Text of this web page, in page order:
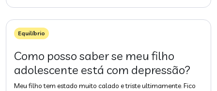
Equilíbrio
Como posso saber se meu filho
adolescente está com depressão?
Meu filho tem estado muito calado e triste ultimamente. Fico